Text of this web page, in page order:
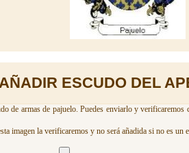
ESCUDO DEL
de armas de pajuelo. Puedes enviarlo y
imagen la verificaremos y no será añadida si no es un